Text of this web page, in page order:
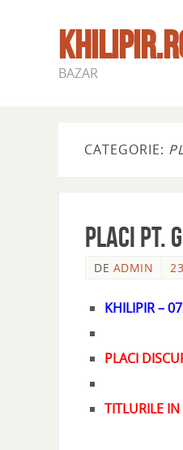
BAZAR
CATEGORIE:
PLACI PT.
DE ADMIN
KHILIPIR –
PLACI
TITLURILE